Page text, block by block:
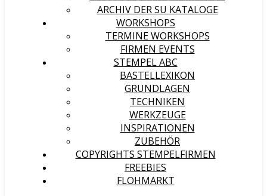
ARCHIV DER SU KATALOGE
WORKSHOPS
TERMINE WORKSHOPS
FIRMEN EVENTS
STEMPEL ABC
BASTELLEXIKON
GRUNDLAGEN
TECHNIKEN
WERKZEUGE
INSPIRATIONEN
ZUBEHÖR
COPYRIGHTS STEMPELFIRMEN
FREEBIES
FLOHMARKT